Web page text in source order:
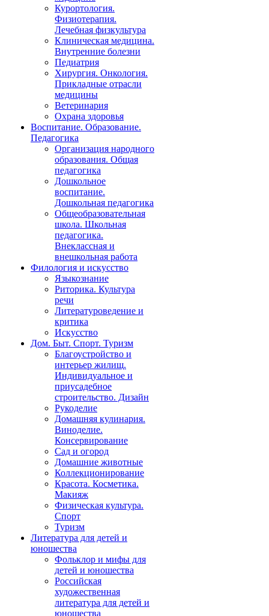
Курортология.
Физиотерапия.
Лечебная физкультура
Клиническая медицина.
Внутренние болезни
Педиатрия
Хирургия. Онкология.
Прикладные отрасли
медицины
Ветеринария
Охрана здоровья
Воспитание. Образование.
Педагогика
Организация народного
образования. Общая
педагогика
Дошкольное
воспитание.
Дошкольная педагогика
Общеобразовательная
школа. Школьная
педагогика.
Внеклассная и
внешкольная работа
Филология и искусство
Языкознание
Риторика. Культура
речи
Литературоведение и
критика
Искусство
Дом. Быт. Спорт. Туризм
Благоустройство и
интерьер жилищ.
Индивидуальное и
приусадебное
строительство. Дизайн
Рукоделие
Домашняя кулинария.
Виноделие.
Консервирование
Сад и огород
Домашние животные
Коллекционирование
Красота. Косметика.
Макияж
Физическая культура.
Спорт
Туризм
Литература для детей и
юношества
Фольклор и мифы для
детей и юношества
Российская
художественная
литература для детей и
юношества